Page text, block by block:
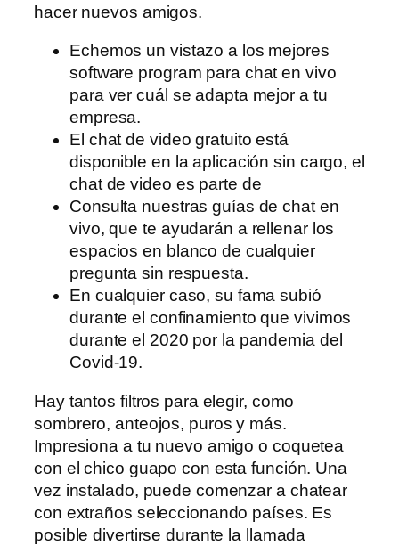
hacer nuevos amigos.
Echemos un vistazo a los mejores
software program para chat en vivo
para ver cuál se adapta mejor a tu
empresa.
El chat de video gratuito está
disponible en la aplicación sin cargo, el
chat de video es parte de
Consulta nuestras guías de chat en
vivo, que te ayudarán a rellenar los
espacios en blanco de cualquier
pregunta sin respuesta.
En cualquier caso, su fama subió
durante el confinamiento que vivimos
durante el 2020 por la pandemia del
Covid-19.
Hay tantos filtros para elegir, como
sombrero, anteojos, puros y más.
Impresiona a tu nuevo amigo o coquetea
con el chico guapo con esta función. Una
vez instalado, puede comenzar a chatear
con extraños seleccionando países. Es
posible divertirse durante la llamada